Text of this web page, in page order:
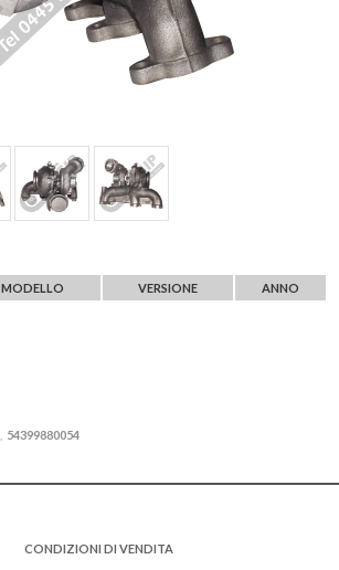
MODELLO VERSIONE ANNO
54399880054
CONDIZIONI DI VENDITA